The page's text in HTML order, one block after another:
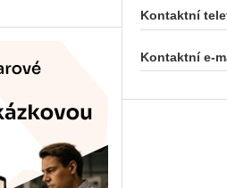
Kontaktní
Kontaktní e-